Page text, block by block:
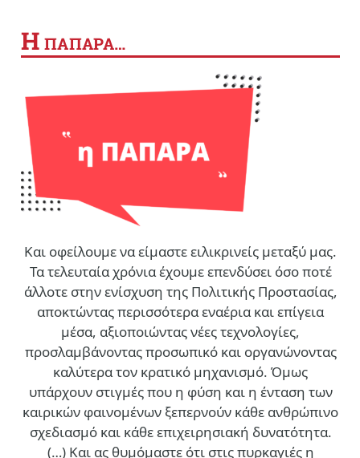
Η ΠΑΠΑΡΑ…
Και οφείλουμε να είμαστε ειλικρινείς μεταξύ μας.
Τα τελευταία χρόνια έχουμε επενδύσει όσο ποτέ
άλλοτε στην ενίσχυση της Πολιτικής Προστασίας,
αποκτώντας περισσότερα εναέρια και επίγεια
μέσα, αξιοποιώντας νέες τεχνολογίες,
προσλαμβάνοντας προσωπικό και οργανώνοντας
καλύτερα τον κρατικό μηχανισμό. Όμως
υπάρχουν στιγμές που η φύση και η ένταση των
καιρικών φαινομένων ξεπερνούν κάθε ανθρώπινο
σχεδιασμό και κάθε επιχειρησιακή δυνατότητα.
(…) Και ας θυμόμαστε ότι στις πυρκαγιές η